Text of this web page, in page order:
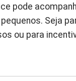
pode
Seja
ou para